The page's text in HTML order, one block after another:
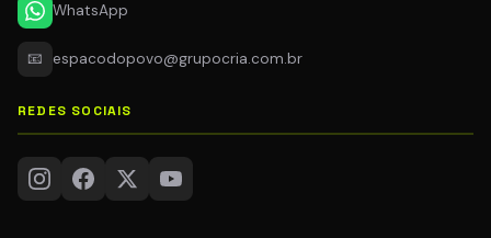
WhatsApp
📧 espacodopovo@grupocria.com.br
REDES SOCIAIS